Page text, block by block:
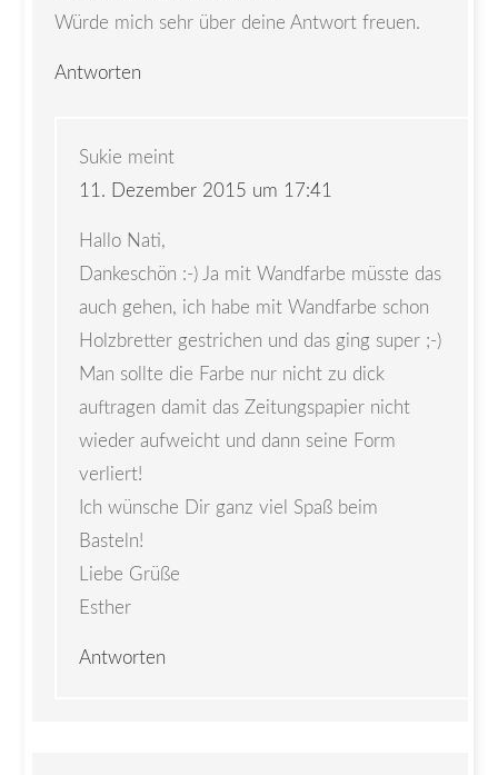
Würde mich sehr über deine Antwort freuen.
Antworten
Sukie meint
11. Dezember 2015 um 17:41
Hallo Nati,
Dankeschön :-) Ja mit Wandfarbe müsste das
auch gehen, ich habe mit Wandfarbe schon
Holzbretter gestrichen und das ging super ;-)
Man sollte die Farbe nur nicht zu dick
auftragen damit das Zeitungspapier nicht
wieder aufweicht und dann seine Form
verliert!
Ich wünsche Dir ganz viel Spaß beim
Basteln!
Liebe Grüße
Esther
Antworten